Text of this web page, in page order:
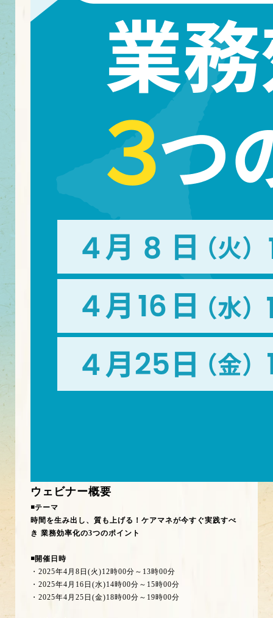
ウェビナー概要
◾️テーマ
時間を生み出し、質も上げる！ケアマネが今すぐ実践すべ
き 業務効率化の3つのポイント
◾️開催日時
・2025年4月8日(火)12時00分～13時00分
・2025年4月16日(水)14時00分～15時00分
・2025年4月25日(金)18時00分～19時00分